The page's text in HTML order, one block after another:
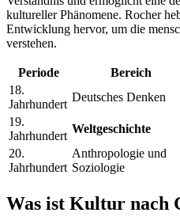
kultureller Phänomene. Rocher
Entwicklung hervor, um die
verstehen.
Periode Bereich
18.
Jahrhundert
Deutsches Denken
19.
Jahrhundert
Weltgeschichte
20.
Jahrhundert
Anthropologie und
Soziologie
Was ist Kultur nach